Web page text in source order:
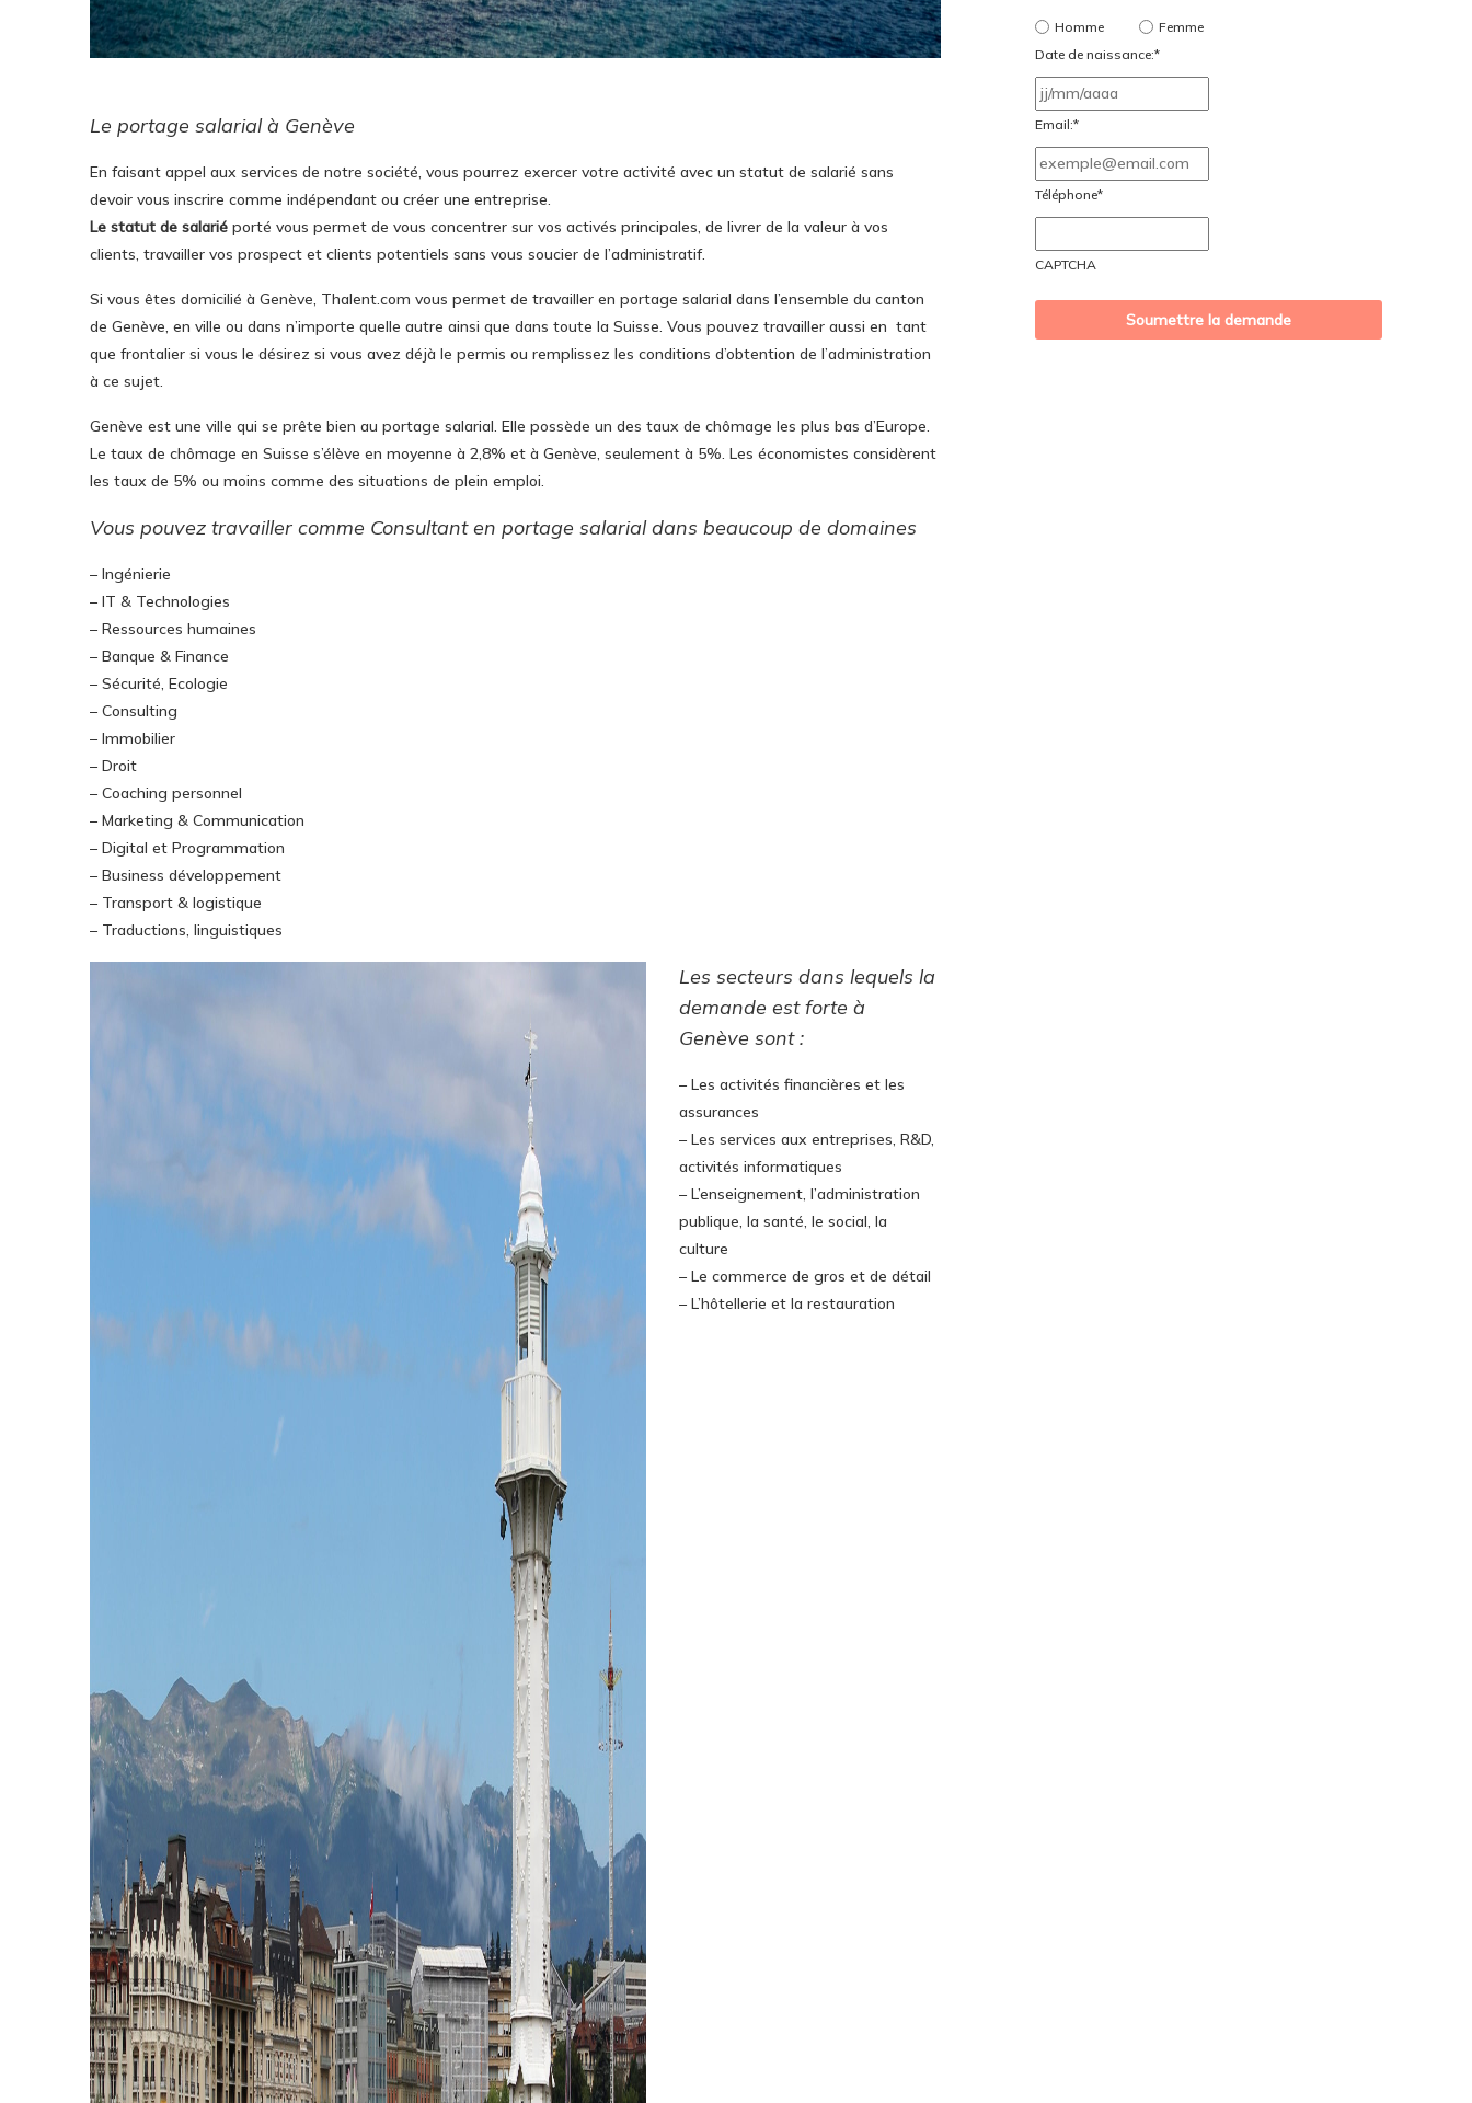
Le portage salarial à Genève
En faisant appel aux services de notre société, vous pourrez exercer votre activité avec un statut de salarié sans
devoir vous inscrire comme indépendant ou créer une entreprise.
Le statut de salarié porté vous permet de vous concentrer sur vos activés principales, de livrer de la valeur à vos
clients, travailler vos prospect et clients potentiels sans vous soucier de l’administratif.
Si vous êtes domicilié à Genève, Thalent.com vous permet de travailler en portage salarial dans l’ensemble du canton
de Genève, en ville ou dans n’importe quelle autre ainsi que dans toute la Suisse. Vous pouvez travailler aussi en tant
que frontalier si vous le désirez si vous avez déjà le permis ou remplissez les conditions d’obtention de l’administration
à ce sujet.
Genève est une ville qui se prête bien au portage salarial. Elle possède un des taux de chômage les plus bas d’Europe.
Le taux de chômage en Suisse s’élève en moyenne à 2,8% et à Genève, seulement à 5%. Les économistes considèrent
les taux de 5% ou moins comme des situations de plein emploi.
Vous pouvez travailler comme Consultant en portage salarial dans beaucoup de domaines
– Ingénierie
– IT & Technologies
– Ressources humaines
– Banque & Finance
– Sécurité, Ecologie
– Consulting
– Immobilier
– Droit
– Coaching personnel
– Marketing & Communication
– Digital et Programmation
– Business développement
– Transport & logistique
– Traductions, linguistiques
Les secteurs dans lequels la
demande est forte à
Genève sont :
– Les activités financières et les
assurances
– Les services aux entreprises, R&D,
activités informatiques
– L’enseignement, l’administration
publique, la santé, le social, la
culture
– Le commerce de gros et de détail
– L’hôtellerie et la restauration
Homme
Femme
Date de naissance:*
slash
MM
Email:*
Téléphone*
CAPTCHA